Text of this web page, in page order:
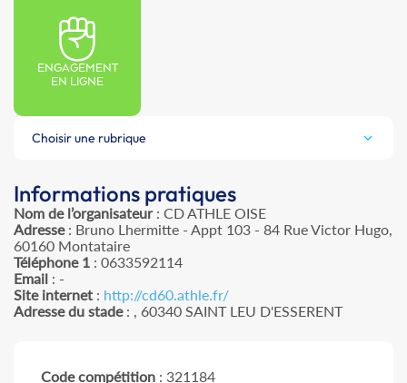
ENGAGEMENT
EN LIGNE
Choisir une rubrique
Informations pratiques
Nom de l’organisateur: CD ATHLE OISE
Adresse: Bruno Lhermitte - Appt 103 - 84 Rue Victor Hugo,
60160 Montataire
Téléphone 1 : 0633592114
Email : -
Site internet : http://cd60.athle.fr/
Adresse du stade: , 60340 SAINT LEU D'ESSERENT
Code compétition : 321184